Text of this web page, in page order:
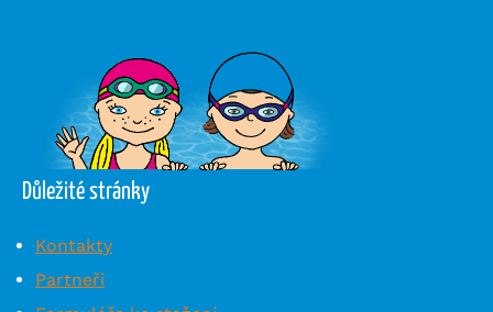
Důležité stránky
Kontakty
Partneři